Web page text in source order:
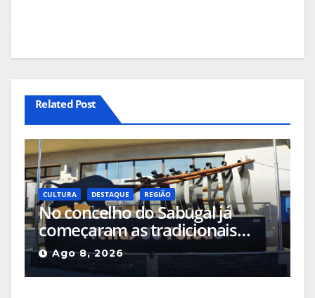
Related Post
CULTURA DESTAQUE REGIÃO
No concelho do Sabugal já
começaram as tradicionais
capeias que prometem animar
o mês
Ago 8, 2026